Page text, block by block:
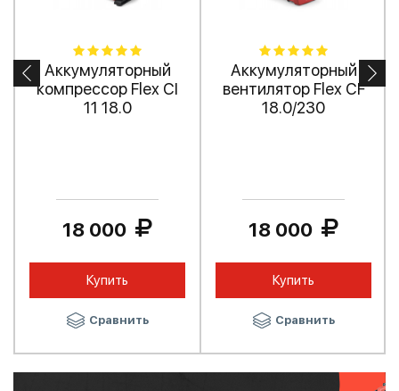
Аккумуляторный
компрессор Flex CI
11 18.0
18 000
Купить
Сравнить
Аккумуляторный
вентилятор Flex CF
18.0/230
18 000
Купить
Сравнить